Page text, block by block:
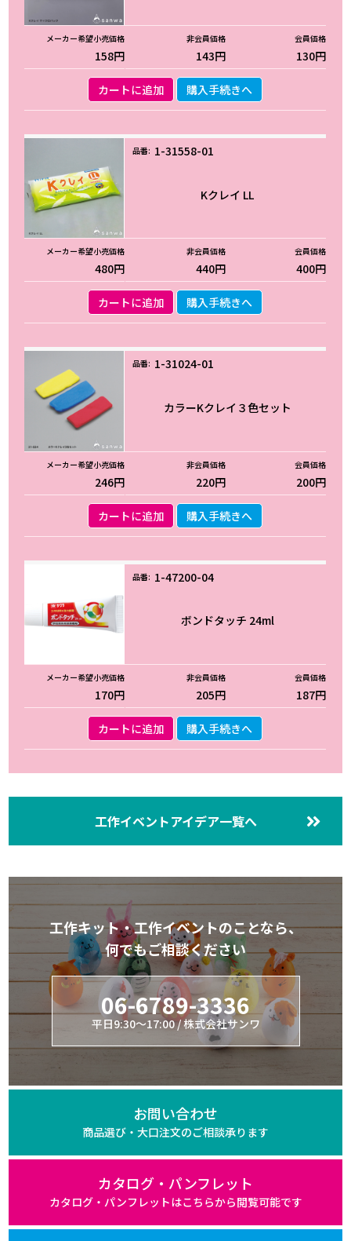
158円 143円 130円
カートに追加 購入手続きへ
1-31558-01
Kクレイ LL
480円 440円 400円
カートに追加 購入手続きへ
1-31024-01
カラーKクレイ３色セット
246円 220円 200円
カートに追加 購入手続きへ
1-47200-04
ボンドタッチ 24ml
170円 205円 187円
カートに追加 購入手続きへ
工作イベントアイデア一覧へ
工作キット・工作イベントのことなら、
何でもご相談ください
06-6789-3336
平日9:30～17:00 / 株式会社サンワ
お問い合わせ
商品選び・大口注文のご相談承ります
カタログ・パンフレット
カタログ・パンフレットはこちらから閲覧可能です